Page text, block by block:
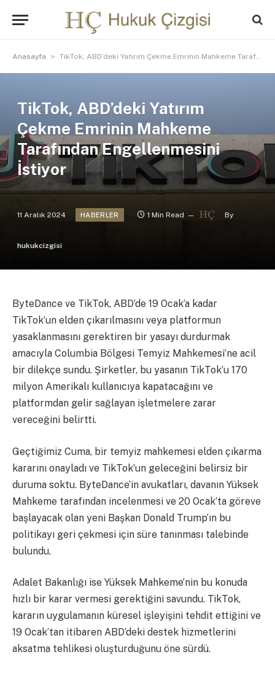
Anasayfa » TikTok, ABD’deki Yatırım Çekme Emrinin Mahkeme Tarafından Engellenmesini İstiyor
TikTok, ABD’deki Yatırım
Çekme Emrinin Mahkeme
Tarafından Engellenmesini
İstiyor
11 Aralık 2024 HABERLER 1 Min Read By
hukukcizgisi
ByteDance ve TikTok, ABD’de 19 Ocak’a kadar
TikTok’un elden çıkarılmasını veya platformun
yasaklanmasını gerektiren bir yasayı durdurmak
amacıyla Columbia Bölgesi Temyiz Mahkemesi’ne acil
bir dilekçe sundu. Şirketler, bu yasanın TikTok’u 170
milyon Amerikalı kullanıcıya kapatacağını ve
platformdan gelir sağlayan işletmelere zarar
vereceğini belirtti.
Geçtiğimiz Cuma, bir temyiz mahkemesi elden çıkarma
kararını onayladı ve TikTok’un geleceğini belirsiz bir
duruma soktu. ByteDance’in avukatları, davanın Yüksek
Mahkeme tarafından incelenmesi ve 20 Ocak’ta göreve
başlayacak olan yeni Başkan Donald Trump’ın bu
politikayı geri çekmesi için süre tanınması talebinde
bulundu.
Adalet Bakanlığı ise Yüksek Mahkeme’nin bu konuda
hızlı bir karar vermesi gerektiğini savundu. TikTok,
kararın uygulamanın küresel işleyişini tehdit ettiğini ve
19 Ocak’tan itibaren ABD’deki destek hizmetlerini
aksatma tehlikesi oluşturduğunu öne sürdü.